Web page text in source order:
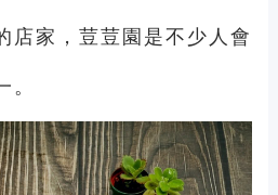
店家，荳荳園是不少人會